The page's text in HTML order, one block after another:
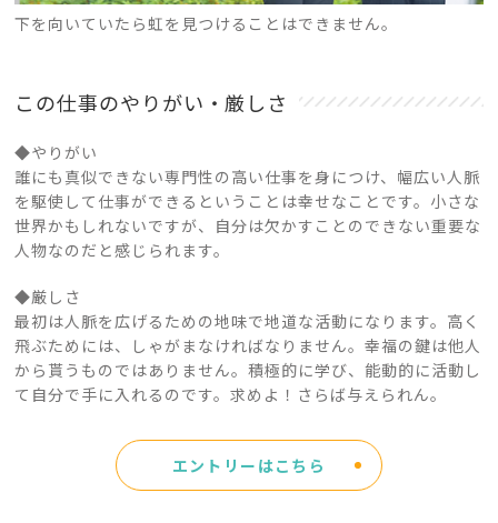
下を向いていたら虹を見つけることはできません。
この仕事のやりがい・厳しさ
◆やりがい
誰にも真似できない専門性の高い仕事を身につけ、幅広い人脈
を駆使して仕事ができるということは幸せなことです。小さな
世界かもしれないですが、自分は欠かすことのできない重要な
人物なのだと感じられます。
◆厳しさ
最初は人脈を広げるための地味で地道な活動になります。高く
飛ぶためには、しゃがまなければなりません。幸福の鍵は他人
から貰うものではありません。積極的に学び、能動的に活動し
て自分で手に入れるのです。求めよ！さらば与えられん。
エントリーはこちら